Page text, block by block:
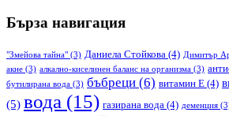
Бърза навигация
"Змейова тайна" (3) Даниела Стойкова (4) Димитър
акне (3) алкално-киселинен баланс на организма (3)
бутилирана вода (3) бъбреци (6) витамин Е (4)
(5) вода (15) газирана вода (4) деменция